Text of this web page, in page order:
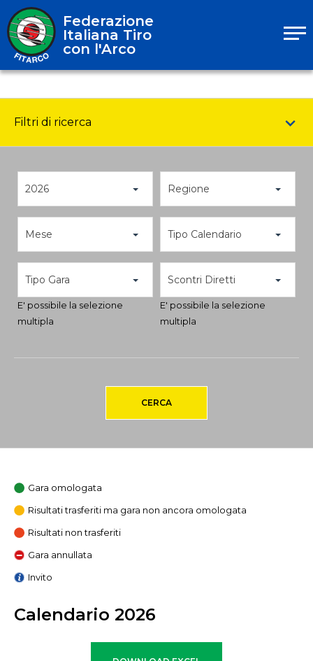
Federazione
Italiana Tiro
con l'Arco
Filtri di ricerca
2026 Regione
Mese Tipo Calendario
Tipo Gara
E' possibile la selezione
multipla
Scontri Diretti
E' possibile la selezione
multipla
CERCA
Gara omologata
Risultati trasferiti ma gara non ancora omologata
Risultati non trasferiti
Gara annullata
Invito
Calendario 2026